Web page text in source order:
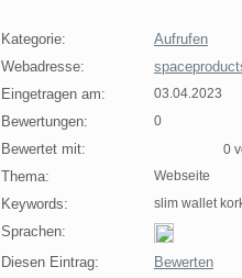
Kategorie:
Aufrufen
Webadresse:
Eingetragen am:
03.04.2023
Bewertungen: 0
Bewertet mit: 0
Thema: Webseite
Keywords: slim wallet
Sprachen:
Diesen Eintrag:
Bewerten